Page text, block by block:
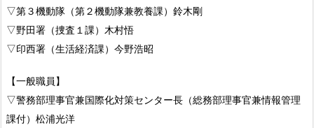
▽第３機動隊（第２機動隊兼教養課）鈴木剛
▽野田署（捜査１課）木村悟
▽印西署（生活経済課）今野浩昭
【一般職員】
▽警務部理事官兼国際化対策センター長（総務部理事官兼情報管理
課付）松浦光洋